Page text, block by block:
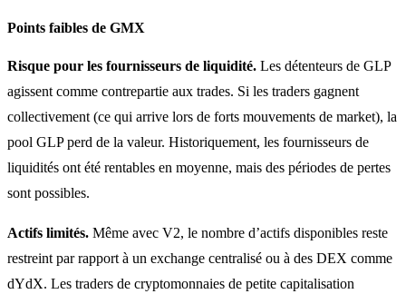
Points faibles de GMX
Risque pour les fournisseurs de liquidité. Les détenteurs de GLP
agissent comme contrepartie aux trades. Si les traders gagnent
collectivement (ce qui arrive lors de forts mouvements de market), la
pool GLP perd de la valeur. Historiquement, les fournisseurs de
liquidités ont été rentables en moyenne, mais des périodes de pertes
sont possibles.
Actifs limités. Même avec V2, le nombre d’actifs disponibles reste
restreint par rapport à un exchange centralisé ou à des DEX comme
dYdX. Les traders de cryptomonnaies de petite capitalisation